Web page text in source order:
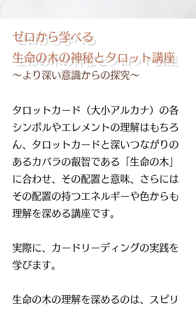
ゼロから学べる
生命の木の神秘とタロット講座
～より深い意識からの探究～
タロットカード（大小アルカナ）の各
シンボルやエレメントの理解はもちろ
ん、タロットカードと深いつながりの
ある カバラの叡智である「生命の木」
に合わせ、その配置と意味、さらには
その配置の持つエネルギーや色からも
理解を深める講座です。
実際に、カードリーディングの実践を
学びます。
生命の木の理解を深めるのは、スピリ